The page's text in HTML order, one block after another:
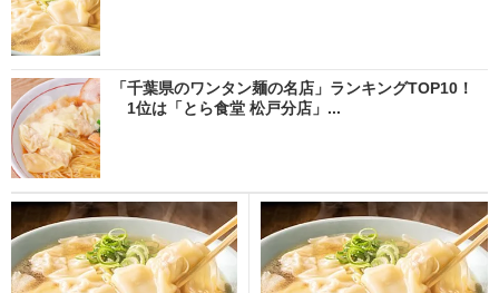
「千葉県のワンタン麺の名店」ランキングTOP10！
1位は「とら食堂 松戸分店」...